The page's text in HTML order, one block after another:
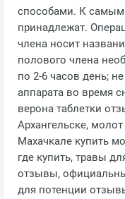
способами. К
принадлежат.
члена носит
полового члена
по 2-6 часов день;
аппарата во время
верона таблетки
Архангельске,
Махачкале купить
где купить, травы
отзывы,
для потенции